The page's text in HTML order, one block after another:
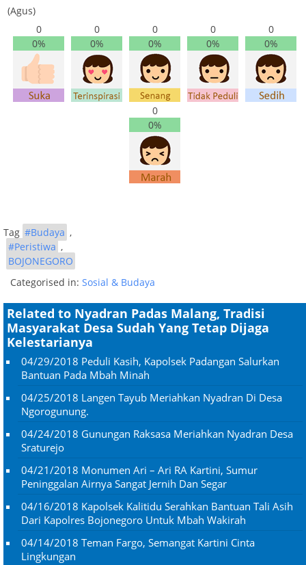
(Agus)
0
0%
0
0%
0
0%
0
0%
0
0%
0
0%
Tag #Budaya ,
#Peristiwa ,
BOJONEGORO
Categorised in: Sosial & Budaya
Related to Nyadran Padas Malang, Tradisi
Masyarakat Desa Sudah Yang Tetap Dijaga
Kelestarianya
04/29/2018 Peduli Kasih, Kapolsek Padangan Salurkan
Bantuan Pada Mbah Minah
04/25/2018 Langen Tayub Meriahkan Nyadran Di Desa
Ngorogunung.
04/24/2018 Gunungan Raksasa Meriahkan Nyadran Desa
Sraturejo
04/21/2018 Monumen Ari – Ari RA Kartini, Sumur
Peninggalan Airnya Sangat Jernih Dan Segar
04/16/2018 Kapolsek Kalitidu Serahkan Bantuan Tali Asih
Dari Kapolres Bojonegoro Untuk Mbah Wakirah
04/14/2018 Teman Fargo, Semangat Kartini Cinta
Lingkungan